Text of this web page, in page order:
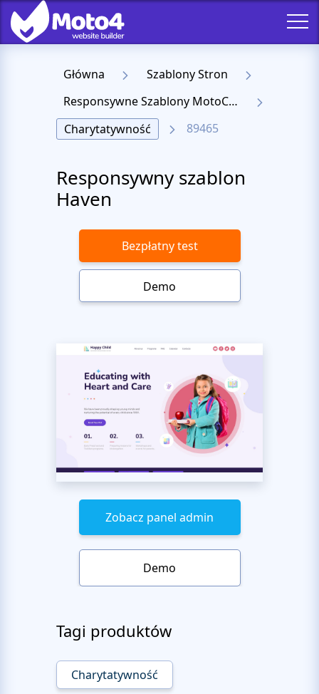
Główna
Szablony Stron
Responsywne Szablony MotoCMS 3
Charytatywność
89465
Responsywny szablon
Haven
Bezpłatny test
Demo
Zobacz panel admin
Demo
Tagi produktów
Charytatywność